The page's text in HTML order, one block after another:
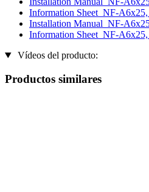
Information Sheet_NF-
Installation Manual_NF-
Information Sheet_NF-
Vídeos del producto:
Productos similares